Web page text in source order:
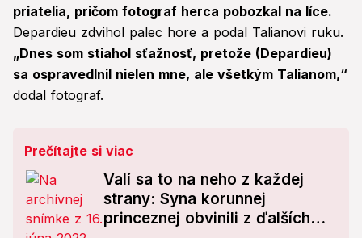
priatelia, pričom fotograf herca pobozkal na líce.
Depardieu zdvihol palec hore a podal Talianovi ruku.
„Dnes som stiahol sťažnosť, pretože (Depardieu)
sa ospravedlnil nielen mne, ale všetkým Talianom,“
dodal fotograf.
Prečítajte si viac
Valí sa to na neho z každej
strany: Syna korunnej
princeznej obvinili z ďalších